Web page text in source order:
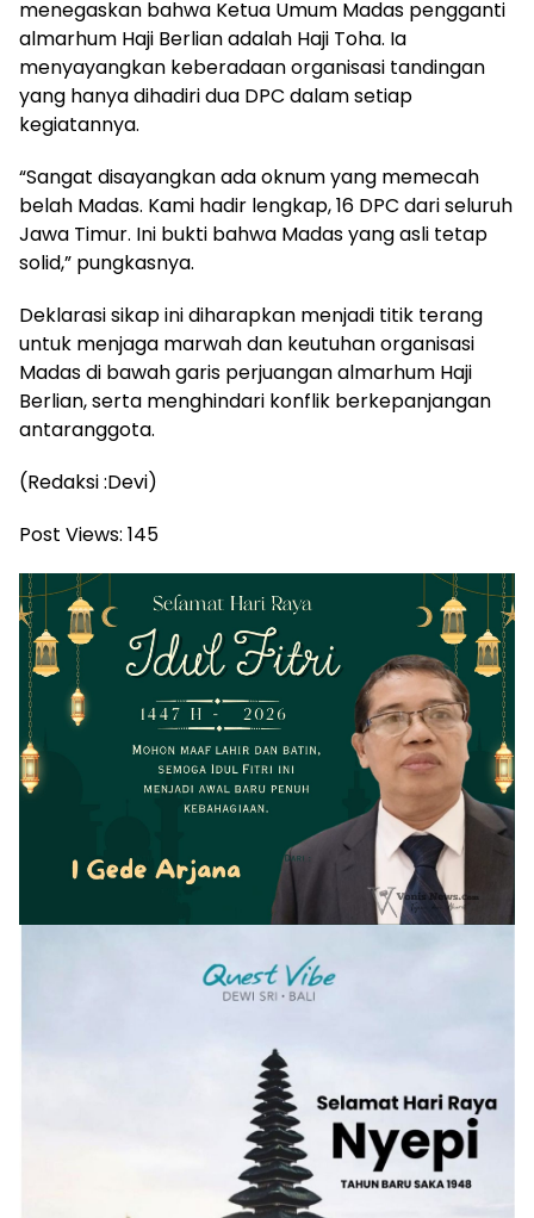
menegaskan bahwa Ketua Umum Madas pengganti
almarhum Haji Berlian adalah Haji Toha. Ia
menyayangkan keberadaan organisasi tandingan
yang hanya dihadiri dua DPC dalam setiap
kegiatannya.
“Sangat disayangkan ada oknum yang memecah
belah Madas. Kami hadir lengkap, 16 DPC dari seluruh
Jawa Timur. Ini bukti bahwa Madas yang asli tetap
solid,” pungkasnya.
Deklarasi sikap ini diharapkan menjadi titik terang
untuk menjaga marwah dan keutuhan organisasi
Madas di bawah garis perjuangan almarhum Haji
Berlian, serta menghindari konflik berkepanjangan
antaranggota.
(Redaksi :Devi)
Post Views: 145